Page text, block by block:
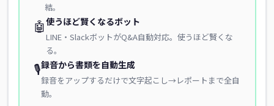
結。
🤖使うほど賢くなるボット
LINE・SlackボットがQ&A自動対応。使うほど賢くな
る。
🎙️録音から書類を自動生成
録音をアップするだけで文字起こし→レポートまで全自
動。